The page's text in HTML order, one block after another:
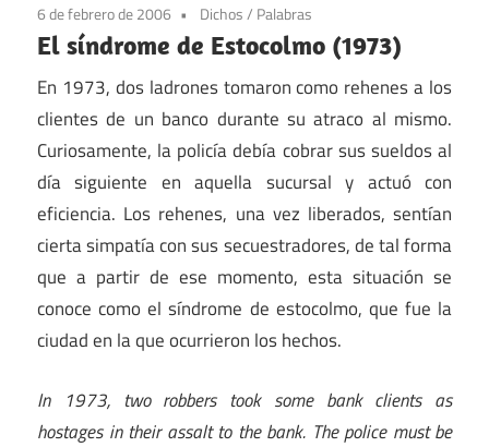
historia
6 de febrero de 2006 Dichos/ Palabras
El síndrome de Estocolmo (1973)
En 1973, dos ladrones tomaron como rehenes a los
clientes de un banco durante su atraco al mismo.
Curiosamente, la policía debía cobrar sus sueldos al
día siguiente en aquella sucursal y actuó con
eficiencia. Los rehenes, una vez liberados, sentían
cierta simpatía con sus secuestradores, de tal forma
que a partir de ese momento, esta situación se
conoce como el síndrome de estocolmo, que fue la
ciudad en la que ocurrieron los hechos.
In 1973, two robbers took some bank clients as
hostages in their assalt to the bank. The police must be